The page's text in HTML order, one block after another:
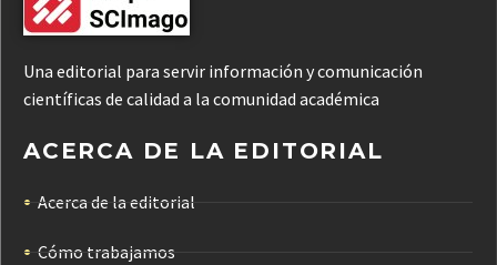
Una editorial para servir información y comunicación
científicas de calidad a la comunidad académica
ACERCA DE LA EDITORIAL
Acerca de la editorial
Cómo trabajamos